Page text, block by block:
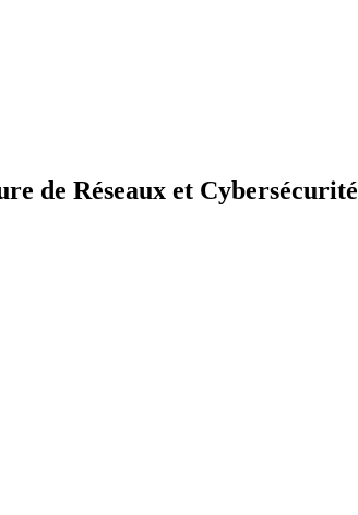
de Réseaux et Cybersécurité